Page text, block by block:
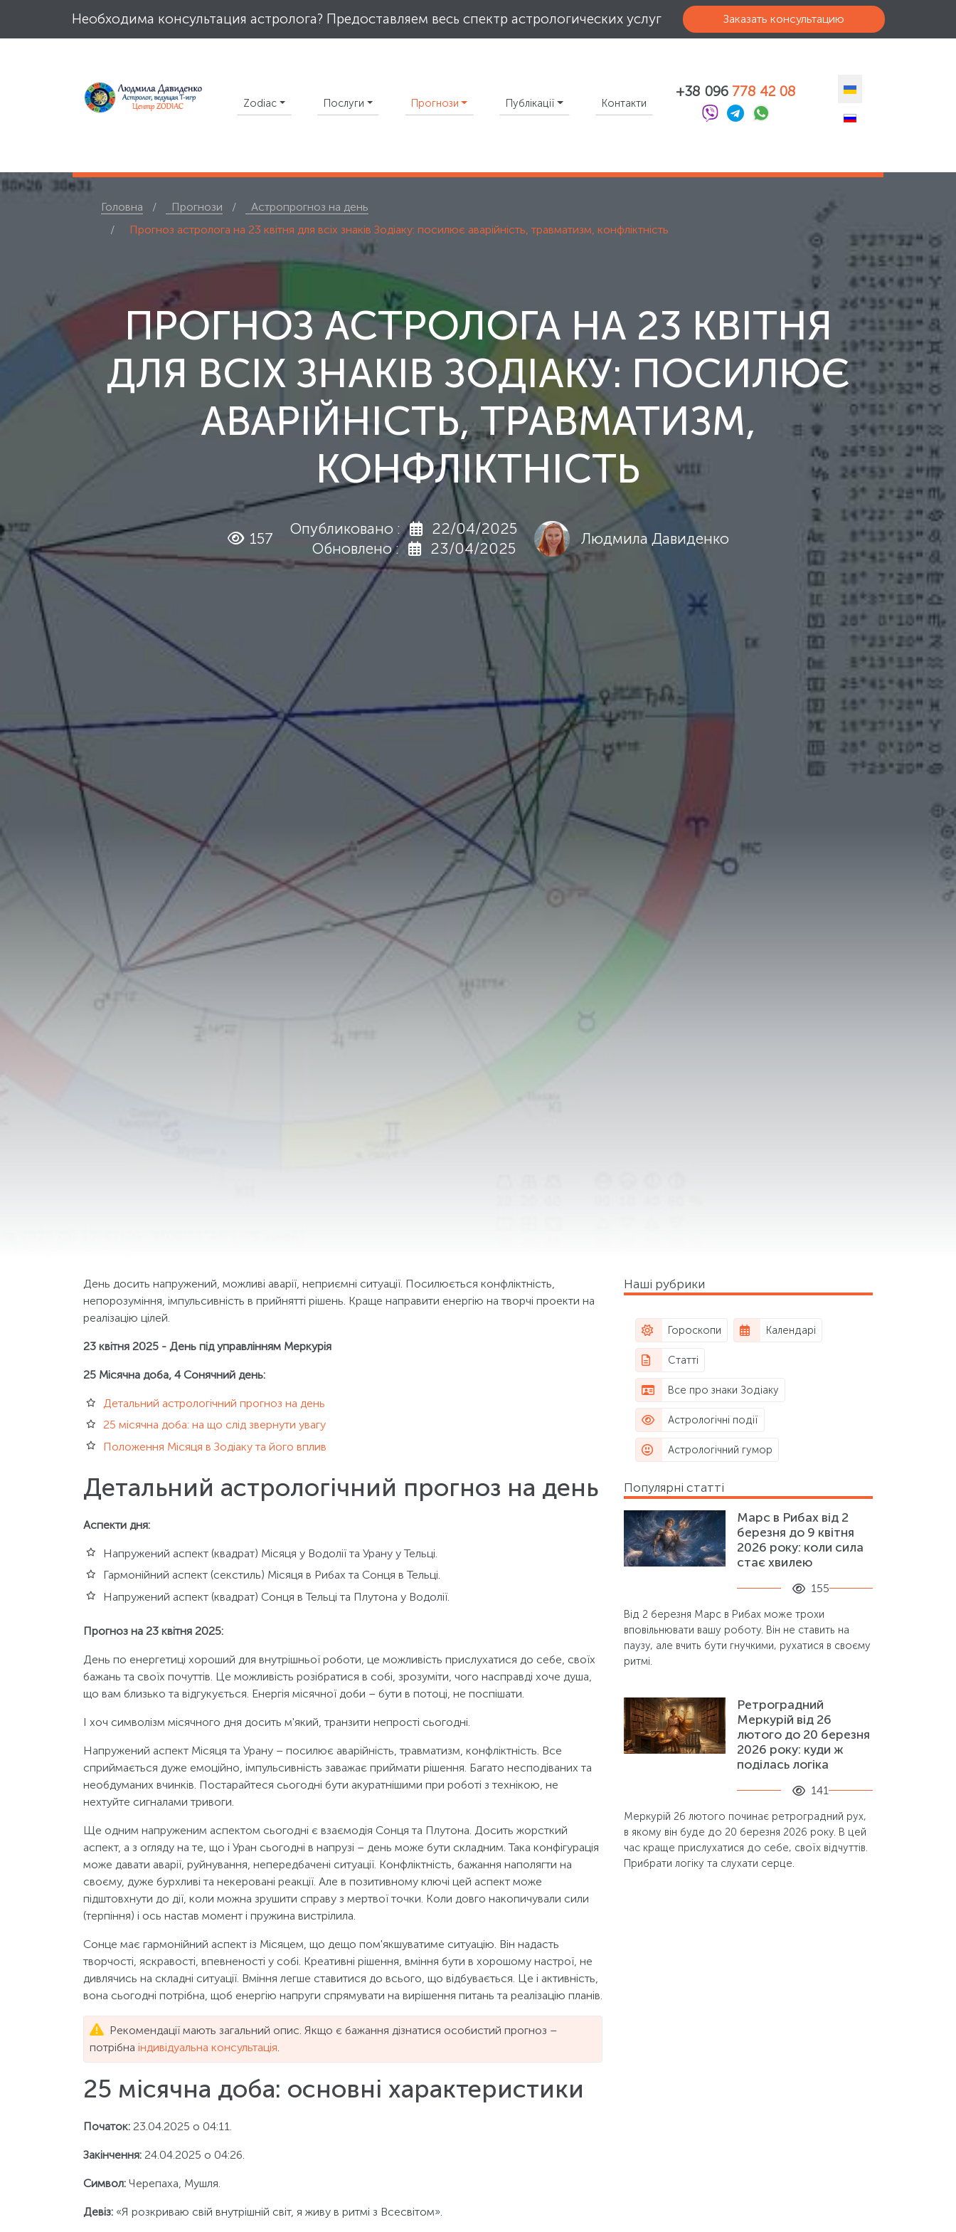
Необходима консультация астролога? Предоставляем весь спектр астрологических услуг Заказать консультацию
Zodiac Послуги Прогнози Публікації Контакти
+38 096 778 42 08
Головна Прогнози
Астропрогноз на день
Прогноз астролога на 23 квітня для всіх знаків Зодіаку: посилює аварійність, травматизм, конфліктність
ПРОГНОЗ АСТРОЛОГА НА 23 КВІТНЯ
ДЛЯ ВСІХ ЗНАКІВ ЗОДІАКУ: ПОСИЛЮЄ
АВАРІЙНІСТЬ, ТРАВМАТИЗМ,
КОНФЛІКТНІСТЬ
157
Опубликовано :
22/04/2025
Обновлено :
23/04/2025
Людмила Давиденко
День досить напружений, можливі аварії, неприємні ситуації. Посилюється конфліктність,
непорозуміння, імпульсивність в прийнятті рішень. Краще направити енергію на творчі проекти на
реалізацію цілей.
23 квітня 2025 - День під управлінням Меркурія
25 Місячна доба, 4 Сонячний день:
Детальний астрологічний прогноз на день
25 місячна доба: на що слід звернути увагу
Положення Місяця в Зодіаку та його вплив
Детальний астрологічний прогноз на день
Аспекти дня:
Напружений аспект (квадрат) Місяця у Водолії та Урану у Тельці.
Гармонійний аспект (секстиль) Місяця в Рибах та Сонця в Тельці.
Напружений аспект (квадрат) Сонця в Тельці та Плутона у Водолії.
Прогноз на 23 квітня 2025:
День по енергетиці хороший для внутрішньої роботи, це можливість прислухатися до себе, своїх
бажань та своїх почуттів. Це можливість розібратися в собі, зрозуміти, чого насправді хоче душа,
що вам близько та відгукується. Енергія місячної доби – бути в потоці, не поспішати.
І хоч символізм місячного дня досить м'який, транзити непрості сьогодні.
Напружений аспект Місяця та Урану – посилює аварійність, травматизм, конфліктність. Все
сприймається дуже емоційно, імпульсивність заважає приймати рішення. Багато несподіваних та
необдуманих вчинків. Постарайтеся сьогодні бути акуратнішими при роботі з технікою, не
нехтуйте сигналами тривоги.
Ще одним напруженим аспектом сьогодні є взаємодія Сонця та Плутона. Досить жорсткий
аспект, а з огляду на те, що і Уран сьогодні в напрузі – день може бути складним. Така конфігурація
може давати аварії, руйнування, непередбачені ситуації. Конфліктність, бажання наполягти на
своєму, дуже бурхливі та некеровані реакції. Але в позитивному ключі цей аспект може
підштовхнути до дії, коли можна зрушити справу з мертвої точки. Коли довго накопичували сили
(терпіння) і ось настав момент і пружина вистрілила.
Сонце має гармонійний аспект із Місяцем, що дещо пом'якшуватиме ситуацію. Він надасть
творчості, яскравості, впевненості у собі. Креативні рішення, вміння бути в хорошому настрої, не
дивлячись на складні ситуації. Вміння легше ставитися до всього, що відбувається. Це і активність,
вона сьогодні потрібна, щоб енергію напруги спрямувати на вирішення питань та реалізацію планів.
Рекомендації мають загальний опис. Якщо є бажання дізнатися особистий прогноз –
потрібна індивідуальна консультація
25 місячна доба: основні характеристики
Початок: 23.04.2025 о 04:11.
Закінчення: 24.04.2025 о 04:26.
Символ: Черепаха, Мушля.
Девіз: «Я розкриваю свій внутрішній світ, я живу в ритмі з Всесвітом».
Наші рубрики
Гороскопи Календарі
Статті
Все про знаки Зодіаку
Астрологічні події
Астрологічний гумор
Популярні статті
Марс в Рибах від 2
березня до 9 квітня
2026 року: коли сила
стає хвилею
155
Від 2 березня Марс в Рибах може трохи
вповільнювати вашу роботу. Він не ставить на
паузу, але вчить бути гнучкими, рухатися в своєму
ритмі.
Ретроградний
Меркурій від 26
лютого до 20 березня
2026 року: куди ж
поділась логіка
141
Меркурій 26 лютого починає ретроградний рух,
в якому він буде до 20 березня 2026 року. В цей
час краще прислухатися до себе, своїх відчуттів.
Прибрати логіку та слухати серце.